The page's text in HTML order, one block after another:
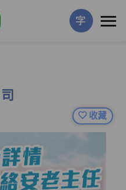
字
收藏